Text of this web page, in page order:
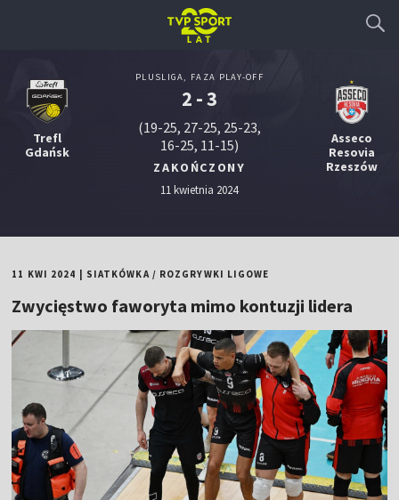
Trefl
Gdańsk
PLUSLIGA, FAZA PLAY-OFF
2 - 3
(19-25, 27-25, 25-23,
16-25, 11-15)
ZAKOŃCZONY
11 kwietnia 2024
Asseco
Resovia
Rzeszów
11 KWI 2024 SIATKÓWKA/ ROZGRYWKI LIGOWE
Zwycięstwo faworyta mimo kontuzji lidera